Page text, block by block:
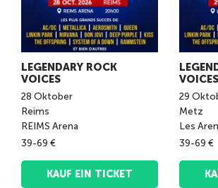
LEGENDARY ROCK
VOICES
28 Oktober
Reims
REIMS Arena
39-69 €
KAUF EIN TICKET
VOICES
29
Metz
Les
39-69 €